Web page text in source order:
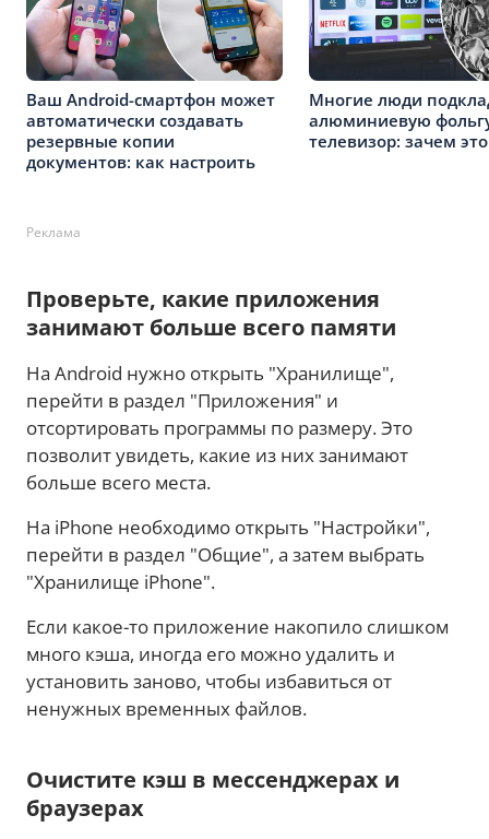
Ваш Android-смартфон может
автоматически создавать
резервные копии
документов: как настроить
Многие люди
алюминиевую
телевизор: зачем
Реклама
Проверьте, какие приложения
занимают больше всего памяти
На Android нужно открыть "Хранилище",
перейти в раздел "Приложения" и
отсортировать программы по размеру. Это
позволит увидеть, какие из них занимают
больше всего места.
На iPhone необходимо открыть "Настройки",
перейти в раздел "Общие", а затем выбрать
"Хранилище iPhone".
Если какое-то приложение накопило слишком
много кэша, иногда его можно удалить и
установить заново, чтобы избавиться от
ненужных временных файлов.
Очистите кэш в мессенджерах и
браузерах